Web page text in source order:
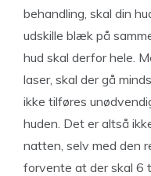
behandling, skal din
udskille blæk på
hud skal derfor hele.
laser, skal der gå
ikke tilføres
huden. Det er altså
natten, selv med den
forvente at der skal 6